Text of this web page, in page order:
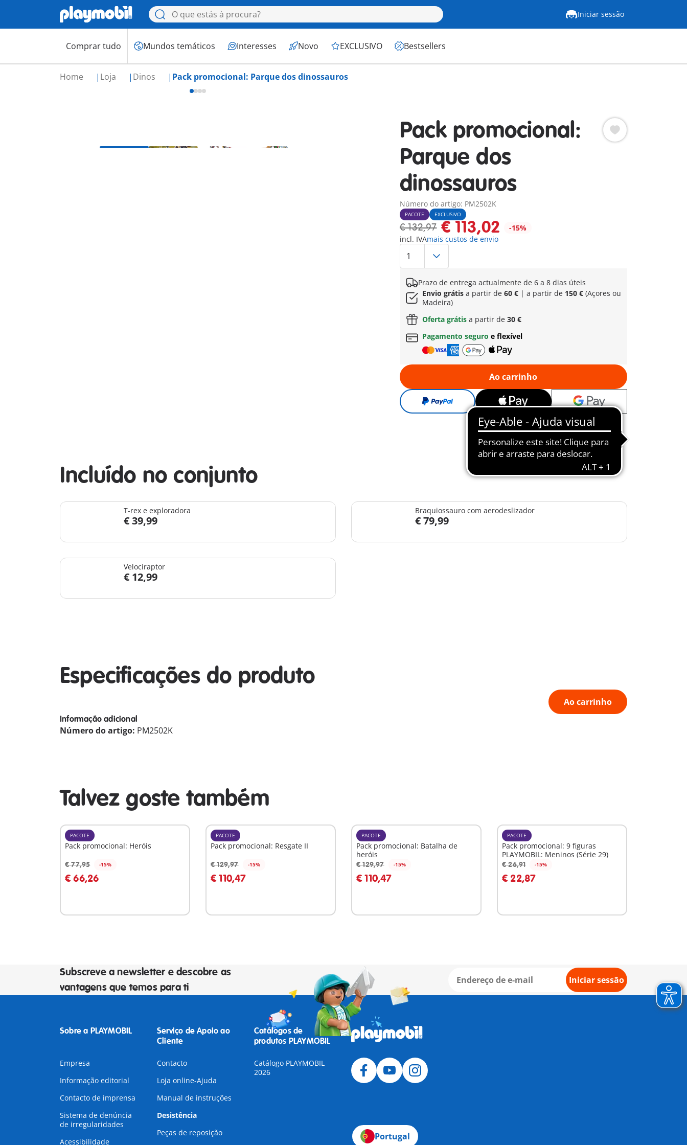
Iniciar sessão
Comprar tudo Mundos temáticos Interesses Novo EXCLUSIVO Bestsellers
Home Loja Dinos Pack promocional: Parque dos dinossauros
Pack promocional:
Parque dos
dinossauros
Número do artigo: PM2502K
PACOTE EXCLUSIVO
€ 132,97 € 113,02
-15%
incl. IVAmais custos de envio
Prazo de entrega actualmente de 6 a 8 dias úteis
Envio grátisa partir de 60 €| a partir de 150 €(Açores ou
Madeira)
Oferta grátisa partir de 30 €
Pagamento seguro e flexível
Ao carrinho
Incluído no conjunto
T-rex e exploradora
€ 39,99
Braquiossauro com aerodeslizador
€ 79,99
Velociraptor
€ 12,99
Especificações do produto
Ao carrinho
Informação adicional
Número do artigo: PM2502K
Talvez goste também
PACOTE
Pack promocional: Heróis
€ 77,95 -15%
€ 66,26
PACOTE
Pack promocional: Resgate II
€ 129,97 -15%
€ 110,47
PACOTE
Pack promocional: Batalha de
heróis
€ 129,97 -15%
€ 110,47
PACOTE
Pack promocional: 9 figuras
PLAYMOBIL: Meninos (Série 29)
€ 26,91 -15%
€ 22,87
Subscreve a newsletter e descobre as
vantagens que temos para ti
Iniciar sessão
Sobre a PLAYMOBIL
Empresa
Informação editorial
Contacto de imprensa
Sistema de denúncia
de irregularidades
Acessibilidade
Serviço de Apoio ao
Cliente
Contacto
Loja online-Ajuda
Manual de instruções
Desistência
Peças de reposição
Catálogos de
produtos PLAYMOBIL
Catálogo PLAYMOBIL
2026
Portugal